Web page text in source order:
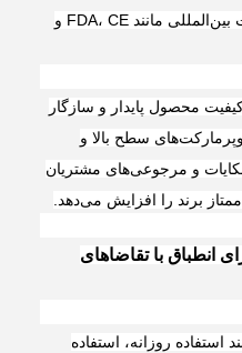
استانداردهای ایمنی تماس با پوست بین‌المللی مانند FDA، CE و
محصول پایدار و سازگار
سطح بالا و
و مرجوعی‌های مشتریان
برند را افزایش می‌دهد.
انطباق با تقاضاهای
استفاده روزانه، استفاده